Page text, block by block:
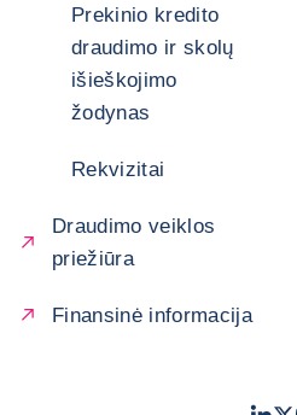
Prekinio kredito
draudimo ir skolų
išieškojimo
žodynas
Rekvizitai
Draudimo veiklos
priežiūra
Finansinė informacija